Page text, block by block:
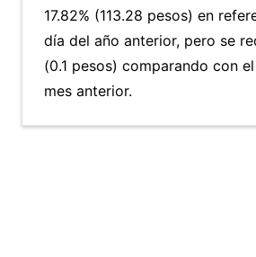
17.82% (113.28 pesos) en
día del año anterior, pero se
(0.1 pesos) comparando con
mes anterior.